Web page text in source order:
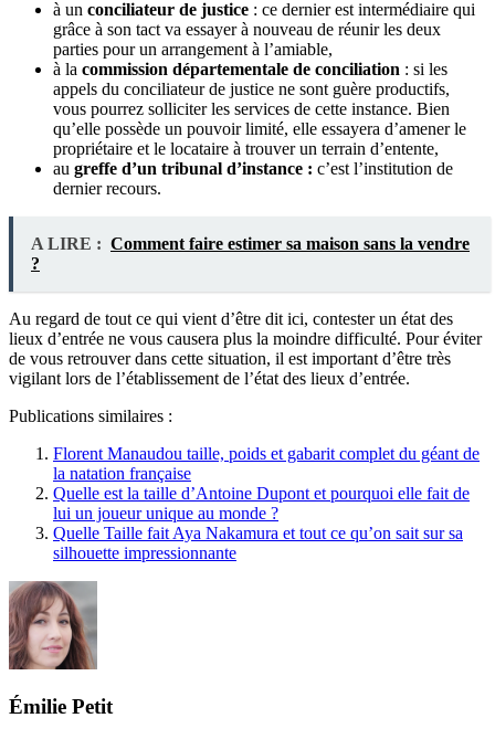
à un conciliateur de justice : ce dernier est intermédiaire qui
grâce à son tact va essayer à nouveau de réunir les deux
parties pour un arrangement à l’amiable,
à la commission départementale de conciliation : si les
appels du conciliateur de justice ne sont guère productifs,
vous pourrez solliciter les services de cette instance. Bien
qu’elle possède un pouvoir limité, elle essayera d’amener le
propriétaire et le locataire à trouver un terrain d’entente,
au greffe d’un tribunal d’instance : c’est l’institution de
dernier recours.
A LIRE : Comment faire estimer sa maison sans la vendre
?
Au regard de tout ce qui vient d’être dit ici, contester un état des
lieux d’entrée ne vous causera plus la moindre difficulté. Pour éviter
de vous retrouver dans cette situation, il est important d’être très
vigilant lors de l’établissement de l’état des lieux d’entrée.
Publications similaires :
Florent Manaudou taille, poids et gabarit complet du géant de
la natation française
Quelle est la taille d’Antoine Dupont et pourquoi elle fait de
lui un joueur unique au monde ?
Quelle Taille fait Aya Nakamura et tout ce qu’on sait sur sa
silhouette impressionnante
Émilie Petit